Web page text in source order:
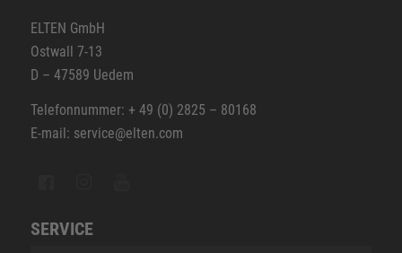
ELTEN GmbH
Ostwall 7-13
D – 47589 Uedem
Telefonnummer: + 49 (0) 2825 – 80168
E-mail: service@elten.com
SERVICE